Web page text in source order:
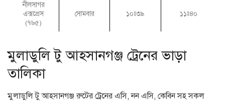
নীলসাগর
এক্সপ্রেস
(৭৬৫)
সোমবার ১০ঃ৩৯ ১১ঃ৪০
মুলাডুলি টু আহসানগঞ্জ ট্রেনের ভাড়া
তালিকা
মুলাডুলি টু আহসানগঞ্জ রুটের ট্রেনের এসি, নন এসি, কেবিন সহ সকল